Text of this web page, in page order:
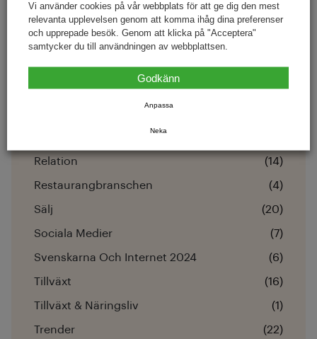
Hemsida (8)
Lojalitet
Lönsamhet (2)
Nyheter (9)
Relation (14)
Restaurangbranschen (4)
Sälj (20)
Sociala Medier (7)
Svenskarna Och Internet 2024 (6)
Tillväxt (16)
Tillväxt & Näringsliv (1)
Trender (22)
Vi använder cookies på vår webbplats för att ge dig den mest
relevanta upplevelsen genom att komma ihåg dina preferenser
och upprepade besök. Genom att klicka på "Acceptera"
samtycker du till användningen av webbplattsen.
Anpassa
Neka
Godkänn